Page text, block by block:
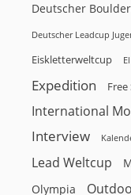
Deutscher
Deutscher Leadcup
Eiskletterweltcup
Expedition Free
International
Interview
Lead Weltcup
Olympia